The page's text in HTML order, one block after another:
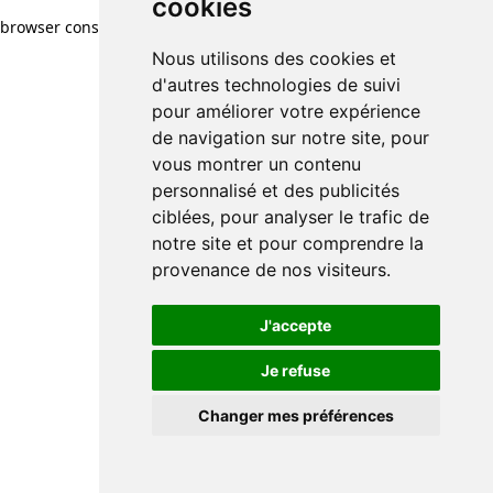
cookies
Nous utilisons des cookies et
d'autres technologies de suivi
pour améliorer votre expérience
de navigation sur notre site, pour
vous montrer un contenu
personnalisé et des publicités
ciblées, pour analyser le trafic de
notre site et pour comprendre la
provenance de nos visiteurs.
J'accepte
Je refuse
Changer mes préférences
browser console for more information)